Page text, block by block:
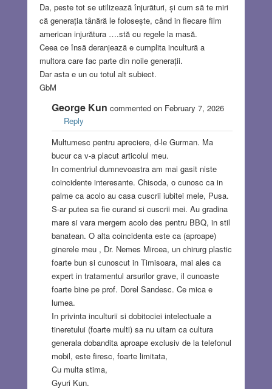
Da, peste tot se utilizează înjurături, și cum să te miri
că generația tânără le folosește, când in fiecare film
american injurătura ….stă cu regele la masă.
Ceea ce însă deranjează e cumplita incultură a
multora care fac parte din noile generații.
Dar asta e un cu totul alt subiect.
GbM
George Kun commented on February 7, 2026
Reply
Multumesc pentru apreciere, d-le Gurman. Ma
bucur ca v-a placut articolul meu.
In comentriul dumnevoastra am mai gasit niste
coincidente interesante. Chisoda, o cunosc ca in
palme ca acolo au casa cuscrii iubitei mele, Pusa.
S-ar putea sa fie curand si cuscrii mei. Au gradina
mare si vara mergem acolo des pentru BBQ, in stil
banatean. O alta coincidenta este ca (aproape)
ginerele meu , Dr. Nemes Mircea, un chirurg plastic
foarte bun si cunoscut in Timisoara, mai ales ca
expert in tratamentul arsurilor grave, il cunoaste
foarte bine pe prof. Dorel Sandesc. Ce mica e
lumea.
In privinta inculturii si dobitociei intelectuale a
tineretului (foarte multi) sa nu uitam ca cultura
generala dobandita aproape exclusiv de la telefonul
mobil, este firesc, foarte limitata,
Cu multa stima,
Gyuri Kun.